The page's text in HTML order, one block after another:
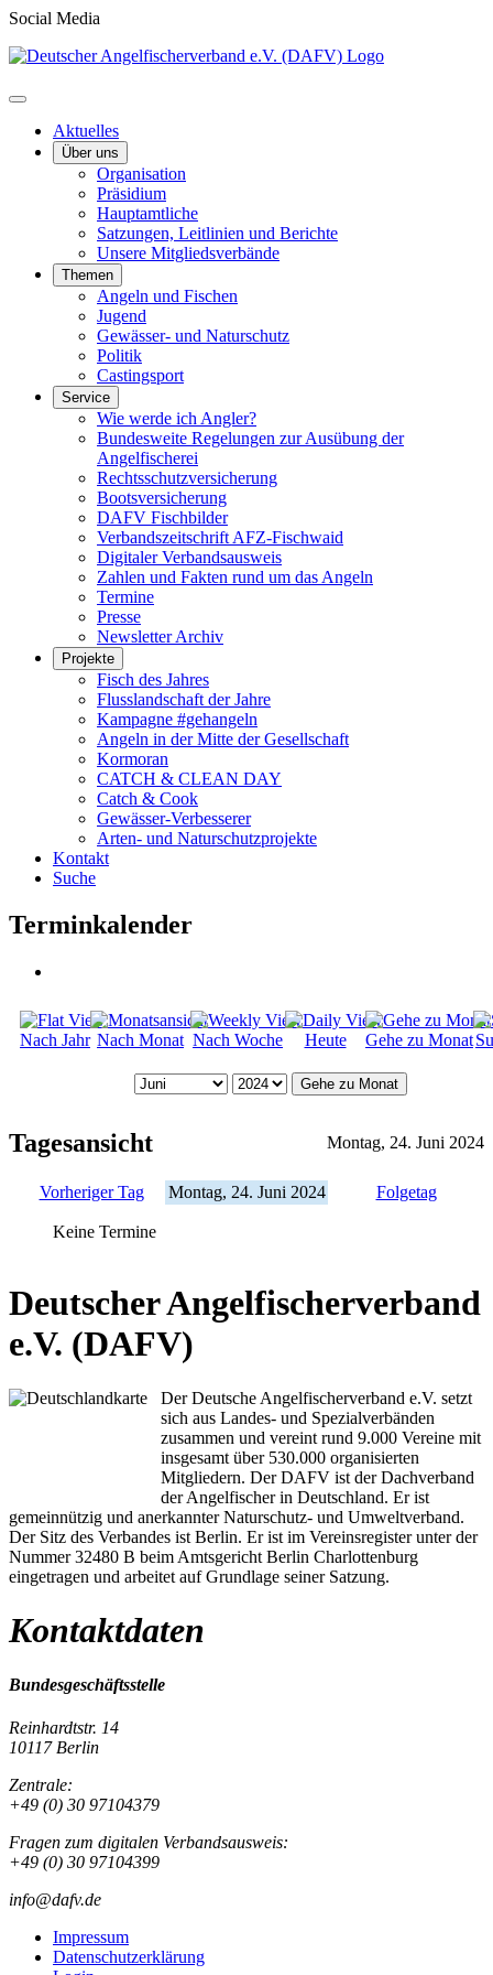
Social Media
Aktuelles
Über uns
Organisation
Präsidium
Hauptamtliche
Satzungen, Leitlinien und Berichte
Unsere Mitgliedsverbände
Themen
Angeln und Fischen
Jugend
Gewässer- und Naturschutz
Politik
Castingsport
Service
Wie werde ich Angler?
Bundesweite Regelungen zur Ausübung der
Angelfischerei
Rechtsschutzversicherung
Bootsversicherung
DAFV Fischbilder
Verbandszeitschrift AFZ-Fischwaid
Digitaler Verbandsausweis
Zahlen und Fakten rund um das Angeln
Termine
Presse
Newsletter Archiv
Projekte
Fisch des Jahres
Flusslandschaft der Jahre
Kampagne #gehangeln
Angeln in der Mitte der Gesellschaft
Kormoran
CATCH & CLEAN DAY
Catch & Cook
Gewässer-Verbesserer
Arten- und Naturschutzprojekte
Kontakt
Suche
Terminkalender
Nach Jahr Nach Monat Nach Woche Heute Gehe zu Monat
Gehe zu Monat
Tagesansicht Montag, 24. Juni 2024
Vorheriger Tag Montag, 24. Juni 2024 Folgetag
Keine Termine
Deutscher Angelfischerverband
e.V. (DAFV)
Der Deutsche Angelfischerverband e.V. setzt
sich aus Landes- und Spezialverbänden
zusammen und vereint rund 9.000 Vereine mit
insgesamt über 530.000 organisierten
Mitgliedern. Der DAFV ist der Dachverband
der Angelfischer in Deutschland. Er ist
gemeinnützig und anerkannter Naturschutz- und Umweltverband.
Der Sitz des Verbandes ist Berlin. Er ist im Vereinsregister unter der
Nummer 32480 B beim Amtsgericht Berlin Charlottenburg
eingetragen und arbeitet auf Grundlage seiner Satzung.
Kontaktdaten
Bundesgeschäftsstelle
Reinhardtstr. 14
10117 Berlin
Zentrale:
+49 (0) 30 97104379
Fragen zum digitalen Verbandsausweis:
+49 (0) 30 97104399
info@dafv.de
Impressum
Datenschutzerklärung